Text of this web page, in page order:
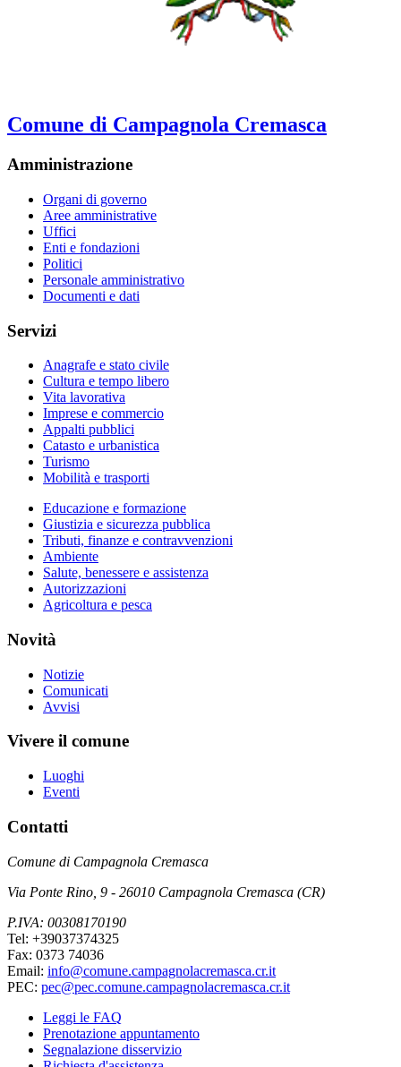
Comune di Campagnola Cremasca
Amministrazione
Organi di governo
Aree amministrative
Uffici
Enti e fondazioni
Politici
Personale amministrativo
Documenti e dati
Servizi
Anagrafe e stato civile
Cultura e tempo libero
Vita lavorativa
Imprese e commercio
Appalti pubblici
Catasto e urbanistica
Turismo
Mobilità e trasporti
Educazione e formazione
Giustizia e sicurezza pubblica
Tributi, finanze e contravvenzioni
Ambiente
Salute, benessere e assistenza
Autorizzazioni
Agricoltura e pesca
Novità
Notizie
Comunicati
Avvisi
Vivere il comune
Luoghi
Eventi
Contatti
Comune di Campagnola Cremasca
Via Ponte Rino, 9 - 26010 Campagnola Cremasca (CR)
P.IVA: 00308170190
Tel: +39037374325
Fax: 0373 74036
Email: info@comune.campagnolacremasca.cr.it
PEC: pec@pec.comune.campagnolacremasca.cr.it
Leggi le FAQ
Prenotazione appuntamento
Segnalazione disservizio